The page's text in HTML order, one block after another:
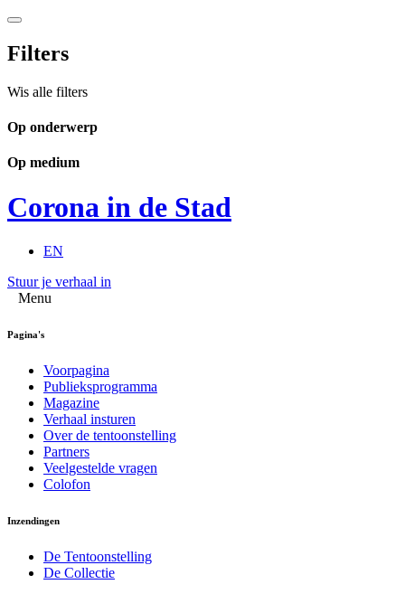
Filters
Wis alle filters
Op onderwerp
Op medium
Corona in de Stad
EN
Stuur je verhaal in
Menu
Pagina's
Voorpagina
Publieksprogramma
Magazine
Verhaal insturen
Over de tentoonstelling
Partners
Veelgestelde vragen
Colofon
Inzendingen
De Tentoonstelling
De Collectie